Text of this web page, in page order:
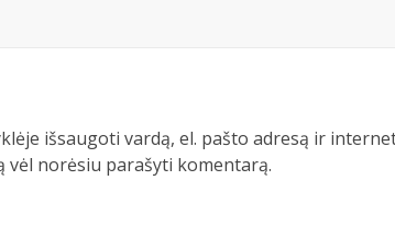
išsaugoti vardą, el. pašto adresą ir
vėl norėsiu parašyti komentarą.